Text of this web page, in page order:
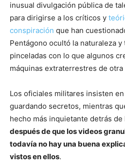
inusual divulgación pública de
para dirigirse a los críticos y
conspiración que han
Pentágono ocultó la naturaleza
pinceladas con lo que algunos
máquinas extraterrestres de
Los oficiales militares insisten
guardando secretos, mientras
hecho más inquietante detrás de
después de que los videos
todavía no hay una buena
vistos en ellos.